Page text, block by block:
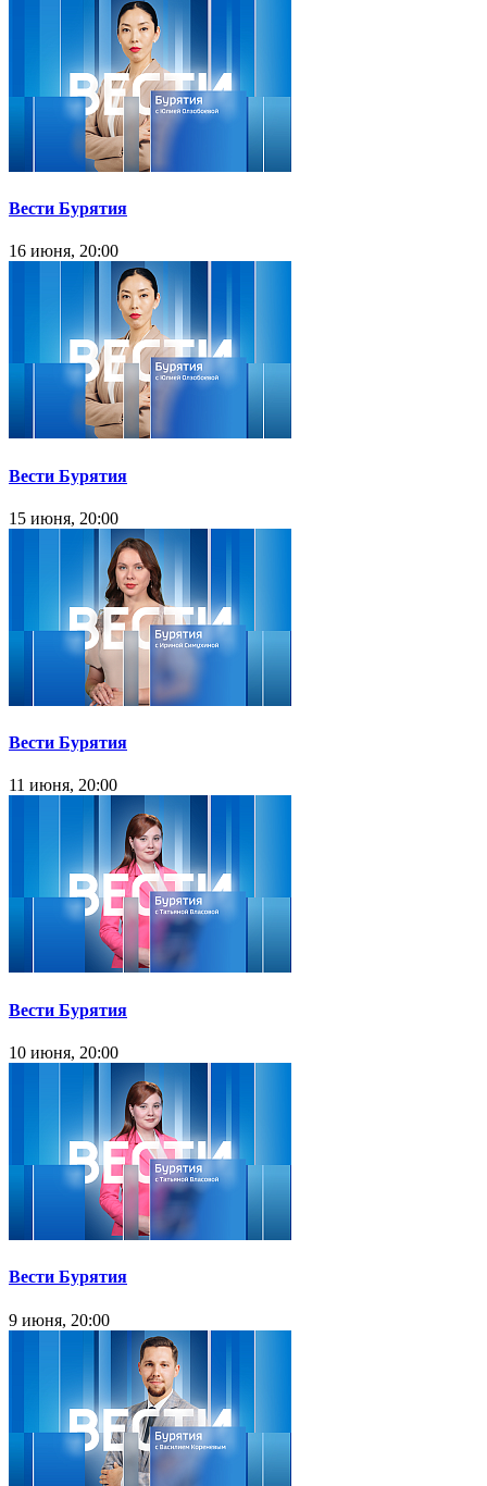
Вести Бурятия
16 июня, 20:00
Вести Бурятия
15 июня, 20:00
Вести Бурятия
11 июня, 20:00
Вести Бурятия
10 июня, 20:00
Вести Бурятия
9 июня, 20:00